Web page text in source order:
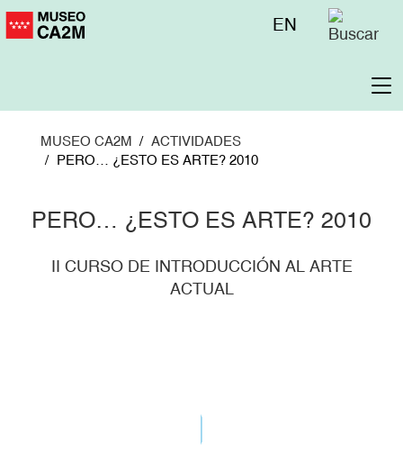
Pasar
Menú
EN
MUSEO CA2M
ACTIVIDADES
PERO… ¿ESTO ES ARTE? 2010
PERO… ¿ESTO ES ARTE? 2010
II CURSO DE INTRODUCCIÓN AL ARTE
ACTUAL